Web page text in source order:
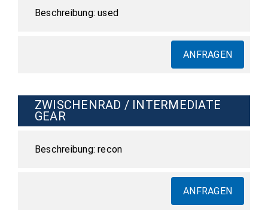
used
ANFRAGEN
ZWISCHENRAD / INTERMEDIATE
GEAR
recon
ANFRAGEN